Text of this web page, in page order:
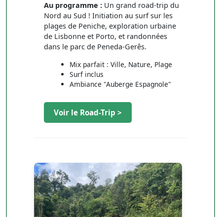
Au programme : Un grand road-trip du
Nord au Sud ! Initiation au surf sur les
plages de Peniche, exploration urbaine
de Lisbonne et Porto, et randonnées
dans le parc de Peneda-Gerês.
Mix parfait : Ville, Nature, Plage
Surf inclus
Ambiance "Auberge Espagnole"
Voir le Road-Trip >